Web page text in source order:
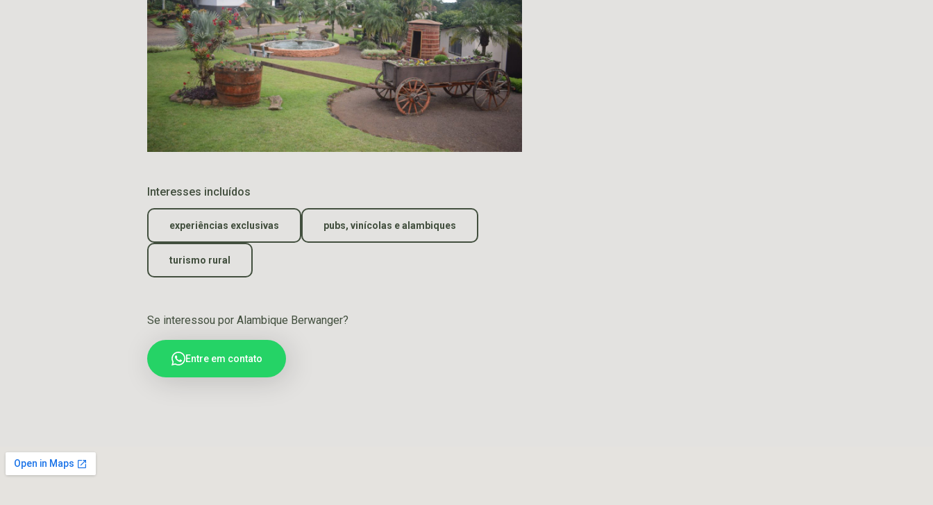
Interesses incluídos
experiências exclusivas pubs, vinícolas e alambiques
turismo rural
Se interessou por Alambique Berwanger?
Entre em contato